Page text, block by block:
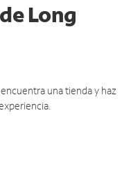
Long
una tienda y haz